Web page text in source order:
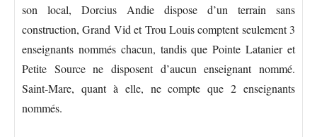
son local, Dorcius Andie dispose d’un terrain sans
construction, Grand Vid et Trou Louis comptent seulement 3
enseignants nommés chacun, tandis que Pointe Latanier et
Petite Source ne disposent d’aucun enseignant nommé.
Saint-Mare, quant à elle, ne compte que 2 enseignants
nommés.